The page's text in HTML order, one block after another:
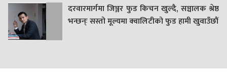
दरवारमार्गमा जिञ्जर फुड किचन खुल्दै, सञ्चालक श्रेष्ठ
भन्छन्ः सस्तो मूल्यमा क्वालिटीको फुड हामी खुवाउँछौं